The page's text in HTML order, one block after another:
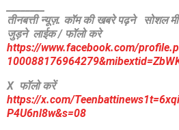
तीनबत्ती न्यूज़. कॉम की खबरे पढ़नेसोशल
जुड़ने लाईक / फॉलो करे
https://www.facebook.com/
100088176964279&mibextid=
X फॉलो करें
https://x.com/
P4U6nl8w&s=08